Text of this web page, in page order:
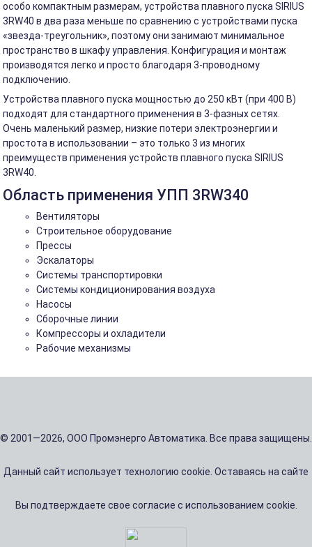
особо компактным размерам, устройства плавного пуска SIRIUS
3RW40 в два раза меньше по сравнению с устройствами пуска
«звезда-треугольник», поэтому они занимают минимальное
пространство в шкафу управления. Конфигурация и монтаж
производятся легко и просто благодаря 3-проводному
подключению.
Устройства плавного пуска мощностью до 250 кВт (при 400 В)
подходят для стандартного применения в 3-фазных сетях.
Очень маленький размер, низкие потери электроэнергии и
простота в использовании – это только 3 из многих
преимуществ применения устройств плавного пуска SIRIUS
3RW40.
Область применения УПП 3RW340
Вентиляторы
Строительное оборудование
Прессы
Эскалаторы
Системы транспортировки
Системы кондиционирования воздуха
Насосы
Сборочные линии
Компрессоры и охладители
Рабочие механизмы
© 2001—2026, ООО Промэнерго Автоматика. Все права защищены.
Данный сайт использует технологию cookie. Оставаясь на сайте
Вы подтверждаете свое согласие с использованием cookie.